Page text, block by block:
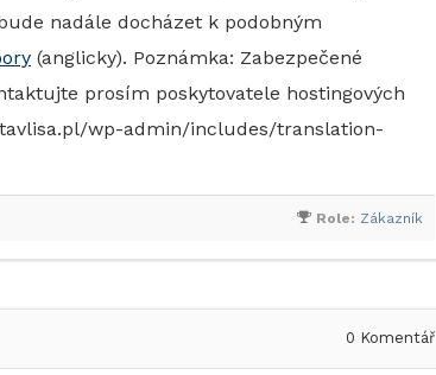
nadále docházet k podobným
(anglicky). Poznámka: Zabezpečené
prosím poskytovatele hostingových
wp-admin/includes/translation-
Role: Zákazník
0 Komentář